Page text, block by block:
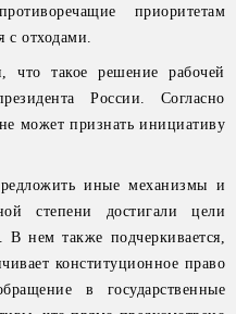
приоритетам
с отходами.
что такое решение рабочей
России. Согласно
может признать инициативу
иные механизмы и
степени достигали цели
нем также подчеркивается,
конституционное право
в государственные